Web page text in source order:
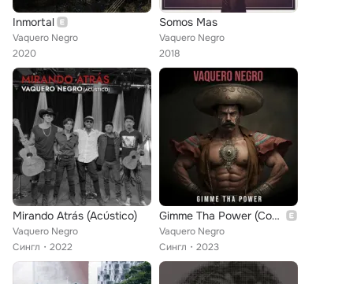
Inmortal
Vaquero Negro
2020
Somos Mas
Vaquero Negro
2018
Mirando Atrás (Acústico)
Vaquero Negro
Сингл
2022
Gimme Tha Power (Cover)
Vaquero Negro
Сингл
2023